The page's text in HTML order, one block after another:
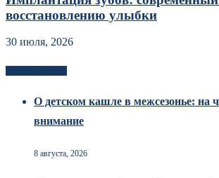
восстановлению улыбки
30 июля, 2026
О детском кашле в межсезонье: на
внимание
8 августа, 2026